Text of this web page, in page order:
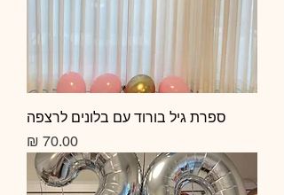
ספרת גיל בורוד עם בלונים לרצפה
מחיר